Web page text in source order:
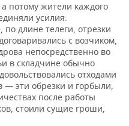
потому жители каждого
усилия:
по длине телеги, отрезки
с возчиком,
непосредственно во
в складчине обычно
отходами
— эти обрезки и горбыли,
после работы
стоили сущие гроши,